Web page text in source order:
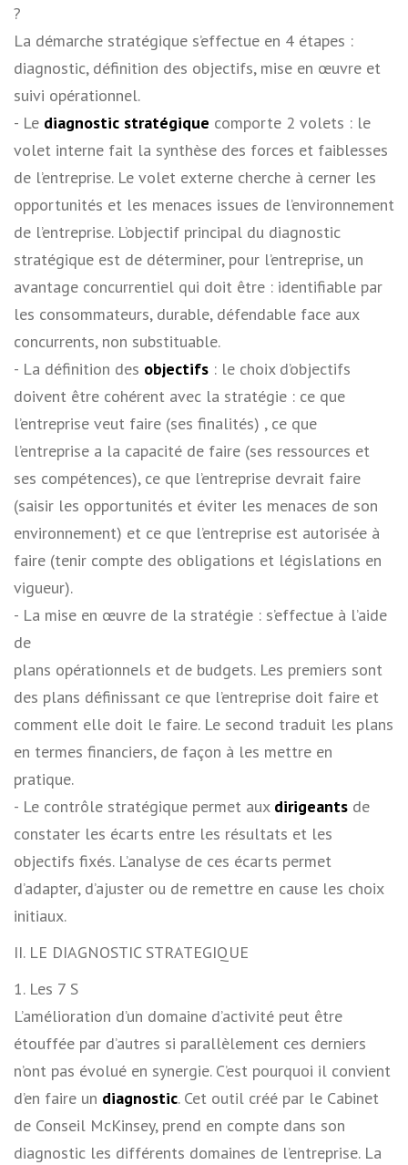
?
La démarche stratégique s’effectue en 4 étapes :
diagnostic, définition des objectifs, mise en œuvre et
suivi opérationnel.
­- Le diagnostic stratégique comporte 2 volets : le
volet interne fait la synthèse des forces et faiblesses
de l’entreprise. Le volet externe cherche à cerner les
opportunités et les menaces issues de l’environnement
de l’entreprise. L’objectif principal du diagnostic
stratégique est de déterminer, pour l’entreprise, un
avantage concurrentiel qui doit être : identifiable par
les consommateurs, durable, défendable face aux
concurrents, non substituable.
­- La définition des objectifs : le choix d’objectifs
doivent être cohérent avec la stratégie : ce que
l’entreprise veut faire (ses finalités) , ce que
l’entreprise a la capacité de faire (ses ressources et
ses compétences), ce que l’entreprise devrait faire
(saisir les opportunités et éviter les menaces de son
environnement) et ce que l’entreprise est autorisée à
faire (tenir compte des obligations et législations en
vigueur).
­- La mise en œuvre de la stratégie : s’effectue à l’aide
de
plans opérationnels et de budgets. Les premiers sont
des plans définissant ce que l’entreprise doit faire et
comment elle doit le faire. Le second traduit les plans
en termes financiers, de façon à les mettre en
pratique.
­- Le contrôle stratégique permet aux dirigeants de
constater les écarts entre les résultats et les
objectifs fixés. L’analyse de ces écarts permet
d’adapter, d’ajuster ou de remettre en cause les choix
initiaux.
II. LE DIAGNOSTIC STRATEGIQUE
1. Les 7 S
L’amélioration d’un domaine d’activité peut être
étouffée par d’autres si parallèlement ces derniers
n’ont pas évolué en synergie. C’est pourquoi il convient
d’en faire un diagnostic. Cet outil créé par le Cabinet
de Conseil McKinsey, prend en compte dans son
diagnostic les différents domaines de l’entreprise. La